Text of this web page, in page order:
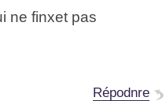
ne fixnet pas
Répdnore